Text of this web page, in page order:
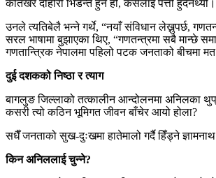
कतिखेर दोहोरो भिडन्त हुने हो, कसैलाई पत्तो
उनले त्यतिबेलै भन्ने गर्थे, “नयाँ संविधान लेख्नुपर्छ,
सरल भाषामा बुझाएका थिए, “गणतन्त्रमा सबै मान्छे
गणतान्त्रिक नेपालमा पहिलो पटक जनताको बीचमा
दुई दशकको निष्ठा र त्याग
बागलुङ जिल्लाको तत्कालीन आन्दोलनमा अनिलका
कसरी त्यो कठिन भूमिगत जीवन बाँचेर आयो होला?
सधैँ जनताको सुख-दुःखमा हातेमालो गर्दै हिँड्ने
किन अनिललाई चुन्ने?